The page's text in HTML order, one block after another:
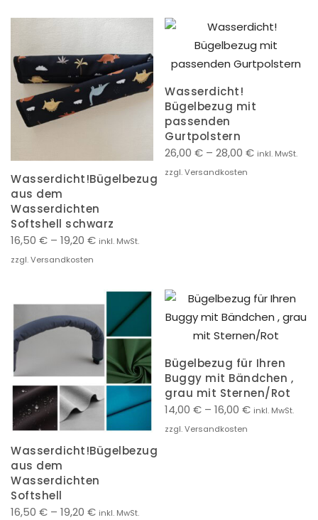
Wasserdicht!Bügelbezug
aus dem
Wasserdichten
Softshell schwarz
16,50 € – 19,20 € inkl. MwSt.
zzgl. Versandkosten
Wasserdicht!
Bügelbezug mit
passenden
Gurtpolstern
26,00 € – 28,00 € inkl. MwSt.
zzgl. Versandkosten
Wasserdicht!Bügelbezug
aus dem
Wasserdichten
Softshell
16,50 € – 19,20 € inkl. MwSt.
Bügelbezug für Ihren
Buggy mit Bändchen ,
grau mit Sternen/Rot
14,00 € – 16,00 € inkl. MwSt.
zzgl. Versandkosten